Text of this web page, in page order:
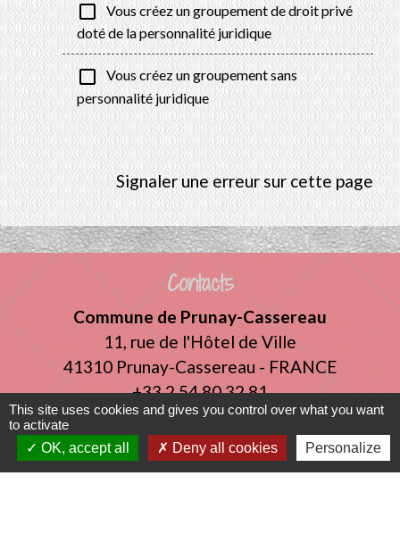
check_box_outline_blank Vous créez un groupement de droit privé
doté de la personnalité juridique
check_box_outline_blank Vous créez un groupement sans
personnalité juridique
Signaler une erreur sur cette page
Contacts
Commune de Prunay-Cassereau
11, rue de l'Hôtel de Ville
41310 Prunay-Cassereau - FRANCE
+33 2 54 80 32 81
Liens intercommunalité
This site uses cookies and gives you control over what you want
to activate
OK, accept all
Deny all cookies Personalize